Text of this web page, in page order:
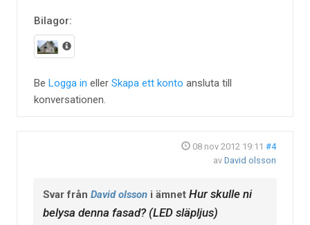
Bilagor:
Be Logga in eller Skapa ett konto ansluta till
konversationen.
08 nov 2012 19:11 #4
av David olsson
Svar från David olsson i ämnet Hur skulle ni
belysa denna fasad? (LED släpljus)